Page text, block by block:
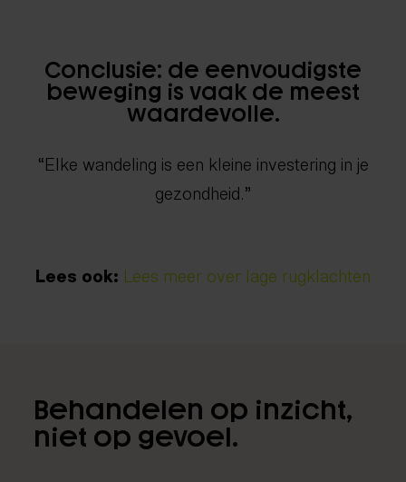
Conclusie: de eenvoudigste
beweging is vaak de meest
waardevolle.
“Elke wandeling is een kleine investering in je
gezondheid.”
Lees ook: Lees meer over lage rugklachten
Behandelen op inzicht,
niet op gevoel.